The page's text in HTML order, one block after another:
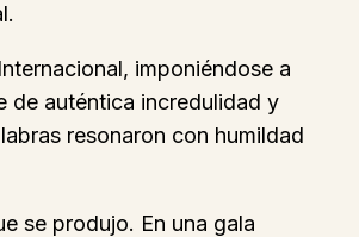
imponiéndose a
de auténtica incredulidad y
resonaron con humildad
se produjo. En una gala